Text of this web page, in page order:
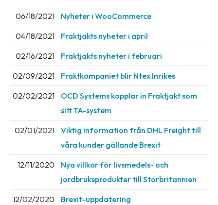
Terms
Terms
and
conditions
Privacy
dangerous
06/18/2021 Nyheter i WooCommerce
04/18/2021 Fraktjakts nyheter i april
02/16/2021 Fraktjakts nyheter i februari
02/09/2021 Fraktkompaniet blir Ntex Inrikes
02/02/2021
OCD Systems kopplar in Fraktjakt som
sitt TA-system
02/01/2021
Viktig information från DHL Freight till
våra kunder gällande Brexit
12/11/2020
Nya villkor för livsmedels- och
jordbruksprodukter till Storbritannien
12/02/2020 Brexit-uppdatering